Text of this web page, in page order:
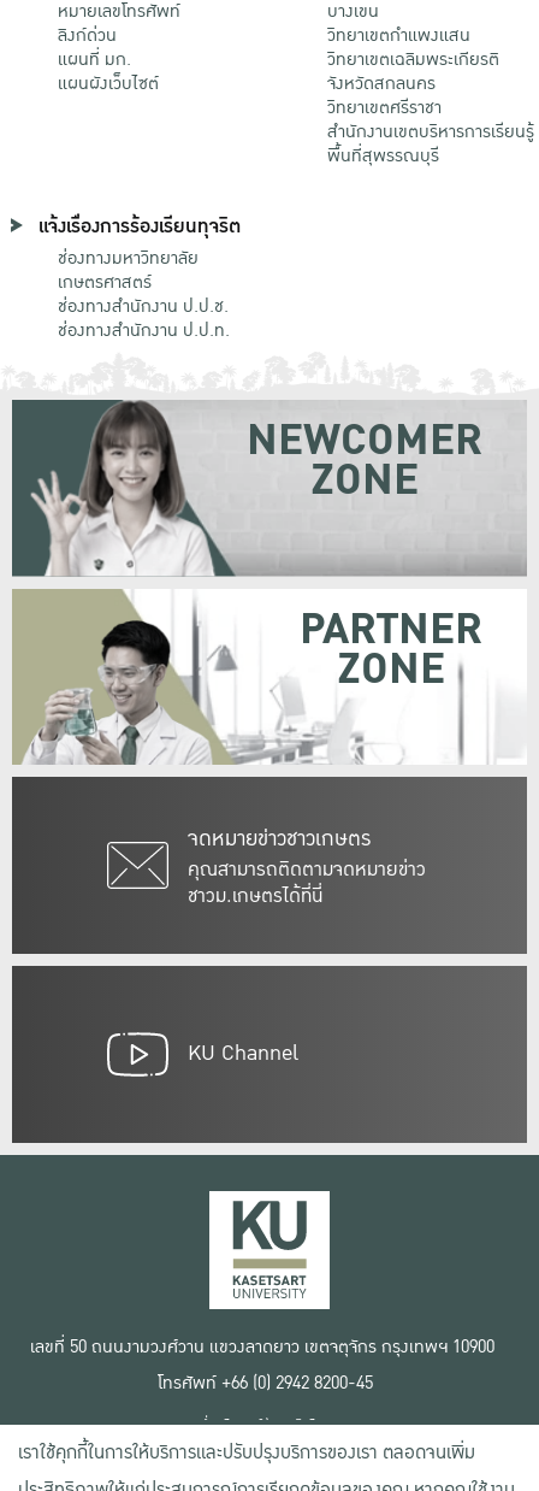
หมายเลขโทรศัพท์
ลิงก์ด่วน
แผนที่ มก.
แผนผังเว็บไซต์
บางเขน
วิทยาเขตกําแพงแสน
วิทยาเขตเฉลิมพระเกียรติ
จังหวัดสกลนคร
วิทยาเขตศรีราชา
สำนักงานเขตบริหารการเรียนรู้
พื้นที่สุพรรณบุรี
แจ้งเรื่องการร้องเรียนทุจริต
ช่องทางมหาวิทยาลัย
เกษตรศาสตร์
ช่องทางสำนักงาน ป.ป.ช.
ช่องทางสำนักงาน ป.ป.ท.
จดหมายข่าวชาวเกษตร
คุณสามารถติดตามจดหมายข่าว
ชาวม.เกษตรได้ที่นี่
NEWCOMER
ZONE
PARTNER
ZONE
KU Channel
เลขที่ 50 ถนนงามวงศ์วาน แขวงลาดยาว เขตจตุจักร กรุงเทพฯ 10900
โทรศัพท์ +66 (0) 2942 8200-45
เงื่อนไขการใช้งานเว็บไซต์
ข้อตกลงด้านสิทธิ์ใช้งาน
นโยบายความเป็นส่วนตัว
เราใช้คุกกี้ในการให้บริการและปรับปรุงบริการของเรา ตลอดจนเพิ่ม